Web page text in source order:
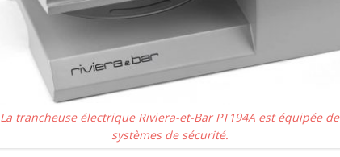
La trancheuse électrique Riviera-et-Bar PT194A est équipée de
systèmes de sécurité.